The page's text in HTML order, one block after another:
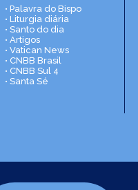
• Palavra do Bispo
• Liturgia diária
• Santo do dia
• Artigos
• Vatican News
• CNBB Brasil
• CNBB Sul 4
• Santa Sé